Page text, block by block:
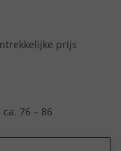
prijs
76 – 86